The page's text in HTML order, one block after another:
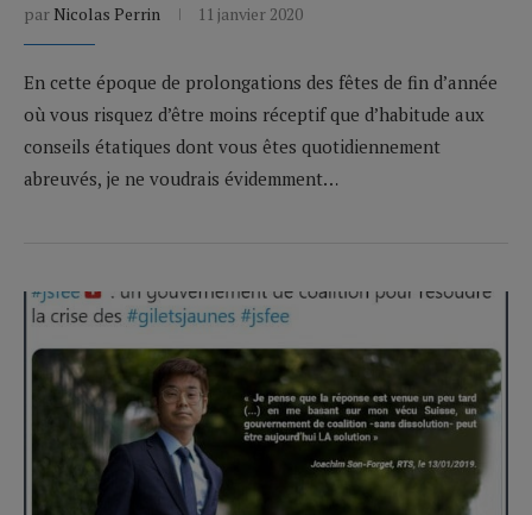
par Nicolas Perrin 11 janvier 2020
En cette époque de prolongations des fêtes de fin d’année
où vous risquez d’être moins réceptif que d’habitude aux
conseils étatiques dont vous êtes quotidiennement
abreuvés, je ne voudrais évidemment…